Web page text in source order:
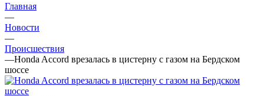
Главная
—
Новости
—
Происшествия
—Honda Accord врезалась в цистерну с газом на Бердском
шоссе